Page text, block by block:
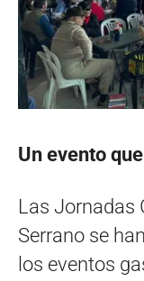
Un evento
Las Jornadas
Serrano se
los eventos